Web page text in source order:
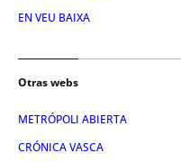
EN VEU BAIXA
Otras webs
METRÓPOLI ABIERTA
CRÓNICA VASCA